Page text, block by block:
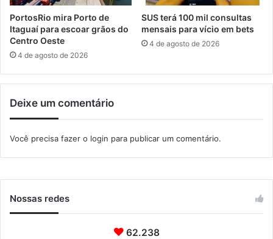
r
e
í
n
s
a
i
a
8
e
m
M
a
r
a
i
PortosRio mira Porto de
Itaguaí para escoar grãos do
Centro Oeste
4 de agosto de 2026
SUS terá 100 mil consultas
mensais para vício em bets
4 de agosto de 2026
Deixe um comentário
Você precisa fazer o login para publicar um comentário.
Nossas redes
62.238